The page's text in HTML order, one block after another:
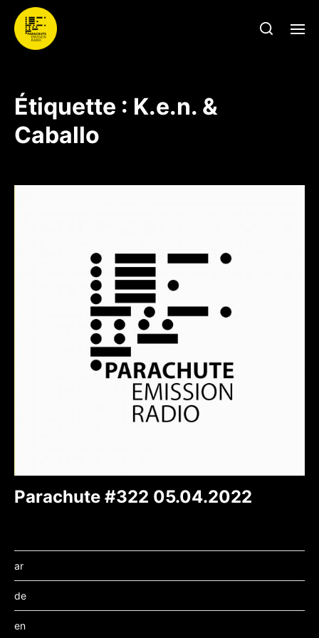
Étiquette : K.e.n. &
Caballo
Parachute #322 05.04.2022
ar
de
en